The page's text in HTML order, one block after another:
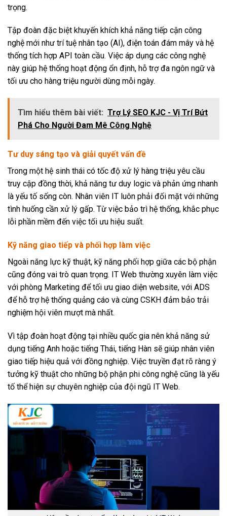
trọng.
Tập đoàn đặc biệt khuyến khích khả năng tiếp cận công
nghệ mới như trí tuệ nhân tạo (AI), điện toán đám mây và hệ
thống tích hợp API toàn cầu. Việc áp dụng các công nghệ
này giúp hệ thống hoạt động ổn định, hỗ trợ đa ngôn ngữ và
tối ưu cho hàng triệu người dùng mỗi ngày.
Tìm hiểu thêm bài viết: Trợ Lý SEO KJC - Vị Trí Bứt
Phá Cho Người Đam Mê Công Nghệ
Tư duy sáng tạo và giải quyết vấn đề
Trong một hệ sinh thái có tốc độ xử lý hàng triệu yêu cầu
truy cập đồng thời, khả năng tư duy logic và phản ứng nhanh
là yếu tố sống còn. Nhân viên IT luôn phải đối mặt với những
tình huống cần xử lý gấp. Từ việc bảo trì hệ thống, khắc phục
lỗi phần mềm đến việc tối ưu hiệu suất.
Kỹ năng giao tiếp và phối hợp làm việc
Ngoài năng lực kỹ thuật, kỹ năng phối hợp giữa các bộ phận
cũng đóng vai trò quan trọng. IT Web thường xuyên làm việc
với phòng Marketing để tối ưu giao diện website, với ADS
để hỗ trợ hệ thống quảng cáo và cùng CSKH đảm bảo trải
nghiệm hội viên mượt mà nhất.
Vì tập đoàn hoạt động tại nhiều quốc gia nên khả năng sử
dụng tiếng Anh hoặc tiếng Thái, tiếng Hàn sẽ giúp nhân viên
giao tiếp hiệu quả với đồng nghiệp. Việc truyền đạt rõ ràng ý
tưởng kỹ thuật cho những bộ phận phi công nghệ cũng là yếu
tố thể hiện sự chuyên nghiệp của đội ngũ IT Web.